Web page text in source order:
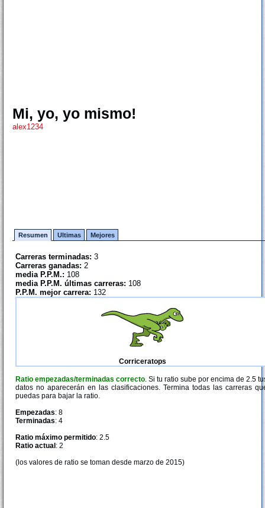
Mi, yo, yo mismo!
alex1234
Resumen Ultimas Mejores
Carreras terminadas: 3
Carreras ganadas: 2
media P.P.M.: 108
media P.P.M. últimas carreras: 108
P.P.M. mejor carrera: 132
Corriceratops
Ratio empezadas/terminadas correcto. Si tu ratio sube por encima de 2.5
datos no aparecerán en las clasificaciones. Termina todas las carreras
puedas para bajar la ratio.
Empezadas: 8
Terminadas: 4
Ratio máximo permitido: 2.5
Ratio actual : 2
(los valores de ratio se toman desde marzo de 2015)